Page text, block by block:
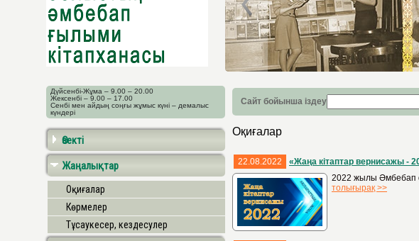
Дүйсенбі-Жұма – 9.00 – 20.00
Жексенбі – 9.00 – 17.00
Сенбі мен айдың соңғы жұмыс күні – демалыс
күндері
Сайт бойынша іздеу
Өзекті
Жаңалықтар
Оқиғалар
Көрмелер
Тұсаукесер, кездесулер
Оқиғалар
22.08.2022
«Жаңа кітаптар вернисажы -
2022 жылы Әмбебап
толығырақ >>